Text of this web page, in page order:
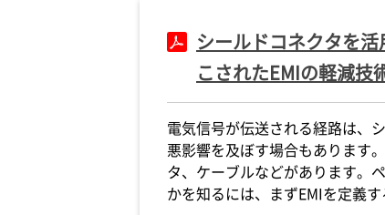
シールドコネクタを
こされたEMIの軽減技
電気信号が伝送される経路は、
悪影響を及ぼす場合もあります
タ、ケーブルなどがあります。
かを知るには、まずEMIを定義す